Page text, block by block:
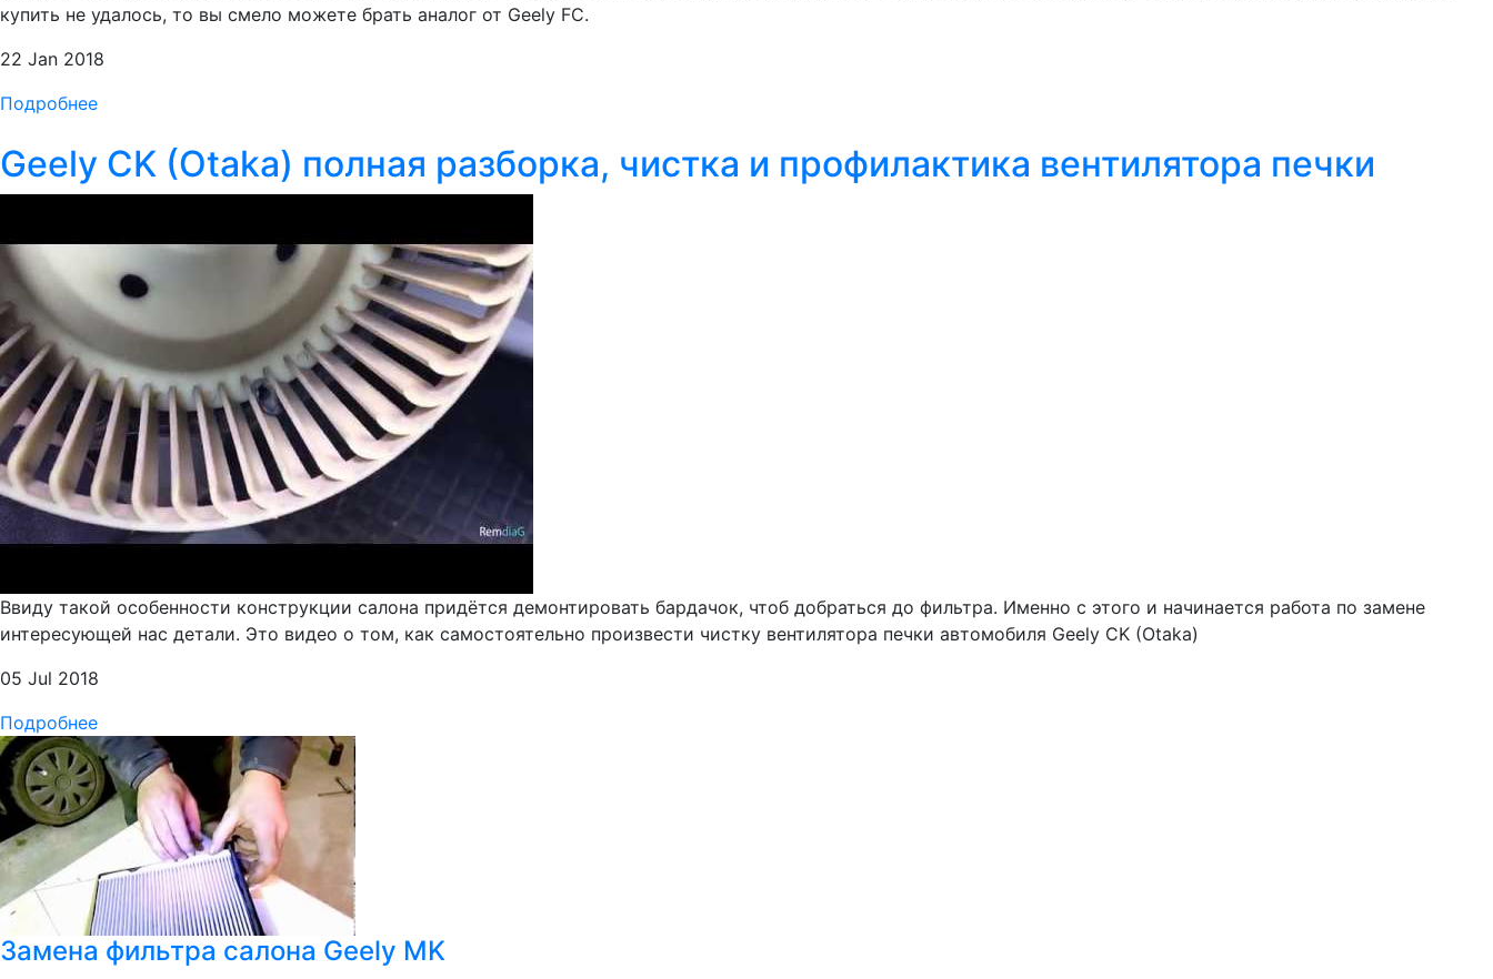
купить не удалось, то вы смело можете брать аналог от Geely FC.
22 Jan 2018
Подробнее
Geely CK (Otaka) полная разборка, чистка и профилактика вентилятора печки
Ввиду такой особенности конструкции салона придётся демонтировать бардачок, чтоб добраться до фильтра. Именно с этого и начинается работа по замене
интересующей нас детали. Это видео о том, как самостоятельно произвести чистку вентилятора печки автомобиля Geely CK (Otaka)
05 Jul 2018
Подробнее
Замена фильтра салона Geely MK